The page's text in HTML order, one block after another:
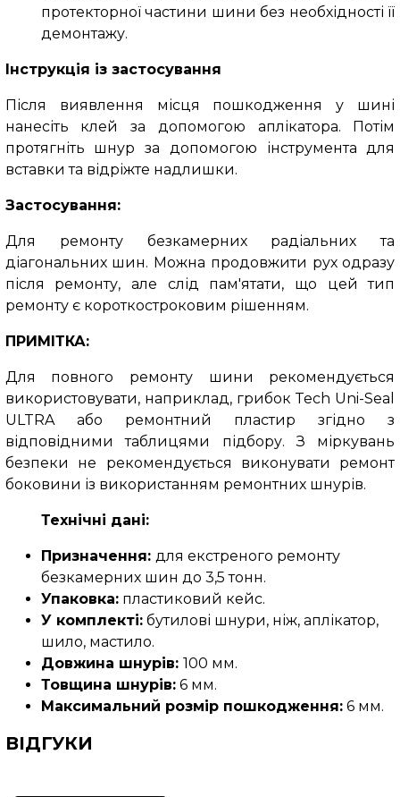
протекторної частини шини без необхідності її
демонтажу.
Інструкція із застосування
Після виявлення місця пошкодження у шині
нанесіть клей за допомогою аплікатора. Потім
протягніть шнур за допомогою інструмента для
вставки та відріжте надлишки.
Застосування:
Для ремонту безкамерних радіальних та
діагональних шин. Можна продовжити рух одразу
після ремонту, але слід пам'ятати, що цей тип
ремонту є короткостроковим рішенням.
ПРИМІТКА:
Для повного ремонту шини рекомендується
використовувати, наприклад, грибок Tech Uni-Seal
ULTRA або ремонтний пластир згідно з
відповідними таблицями підбору.
З міркувань
безпеки не рекомендується виконувати ремонт
боковини із використанням ремонтних шнурів.
Технічні дані:
Призначення: для екстреного ремонту
безкамерних шин до 3,5 тонн.
Упаковка:пластиковий кейс.
У комплекті:бутилові шнури, ніж, аплікатор,
шило, мастило.
Довжина шнурів: 100 мм.
Товщина шнурів:6 мм.
Максимальний розмір пошкодження:6 мм.
ВІДГУКИ